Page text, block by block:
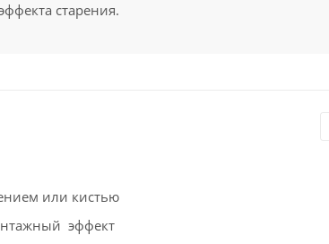
старения.
или кистью
эффект